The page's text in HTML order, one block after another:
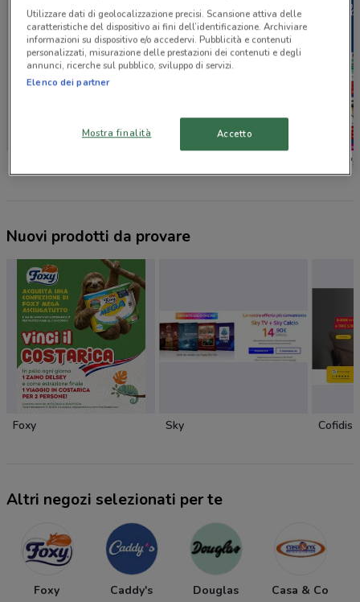
Caddy's
Nuovi prodotti da provare
Foxy Sky Cofidis
Altri negozi selezionati per te
Foxy Caddy's Douglas Casa & Co
Utilizzare dati di geolocalizzazione precisi. Scansione attiva delle
caratteristiche del dispositivo ai fini dell’identificazione. Archiviare
informazioni su dispositivo e/o accedervi. Pubblicità e contenuti
personalizzati, misurazione delle prestazioni dei contenuti e degli
annunci, ricerche sul pubblico, sviluppo di servizi.
Elenco dei partner
Mostra finalità Accetto